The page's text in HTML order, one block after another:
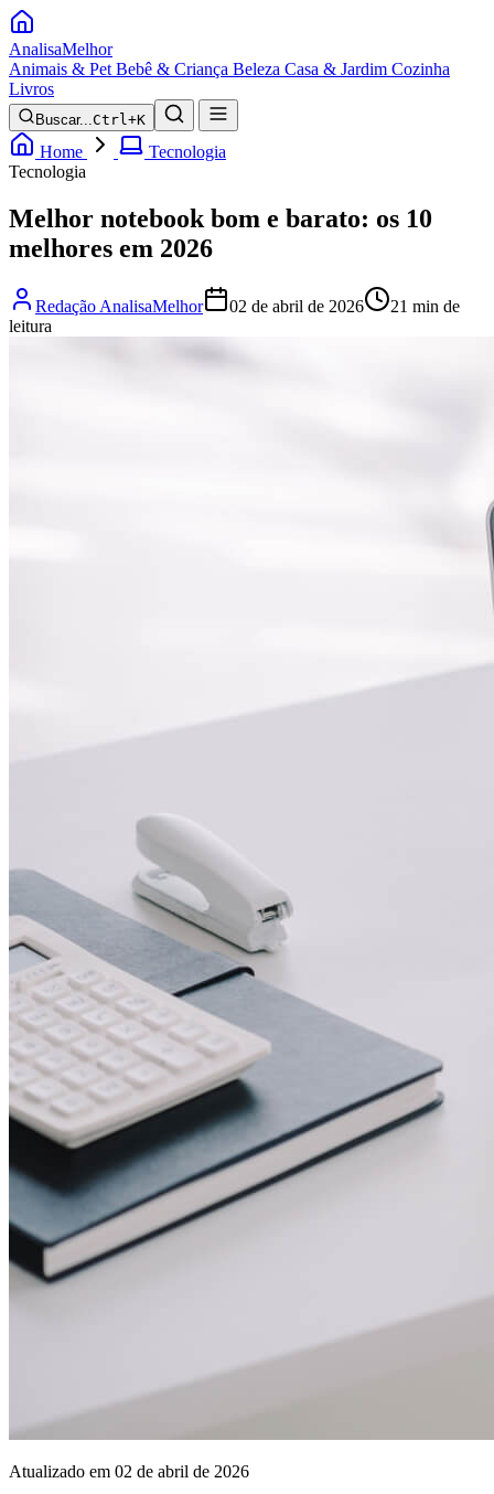
AnalisaMelhor
Animais & Pet Bebê & Criança Beleza Casa & Jardim Cozinha
Livros
Buscar...Ctrl+K
Home
Tecnologia
Tecnologia
Melhor notebook bom e barato: os 10
melhores em 2026
Redação AnalisaMelhor 02 de abril de 2026
21 min de
leitura
Atualizado em 02 de abril de 2026